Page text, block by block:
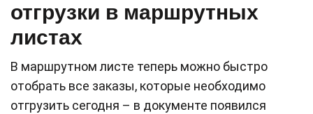
отгрузки в маршрутных
листах
В маршрутном листе теперь можно быстро
отобрать все заказы, которые необходимо
отгрузить сегодня – в документе появился